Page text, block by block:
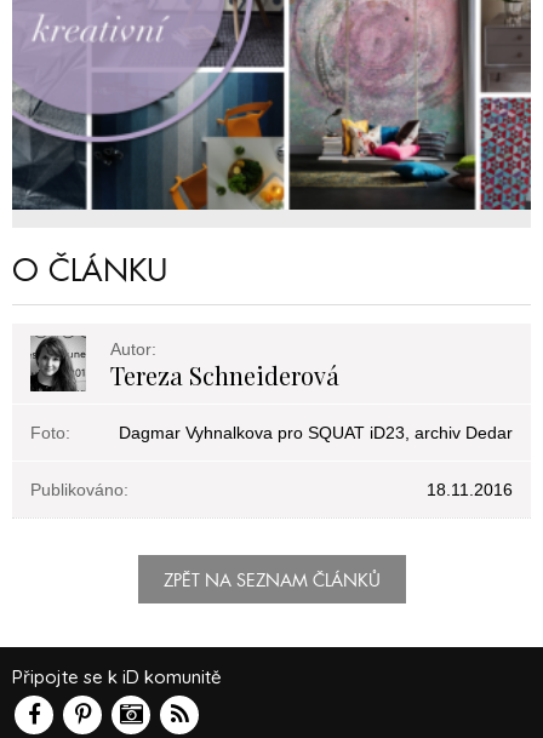
O ČLÁNKU
Autor:
Tereza Schneiderová
Foto: Dagmar Vyhnalkova pro SQUAT iD23, archiv Dedar
Publikováno: 18.11.2016
ZPĚT NA SEZNAM ČLÁNKŮ
Připojte se k iD komunitě